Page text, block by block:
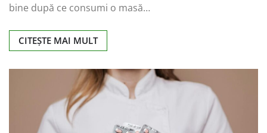
bine după ce consumi o masă…
CITEȘTE MAI MULT